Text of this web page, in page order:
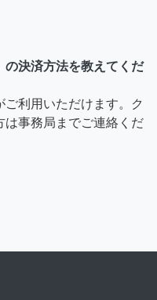
の決済方法を教えてくだ
利用いただけます。ク
は事務局までご連絡くだ